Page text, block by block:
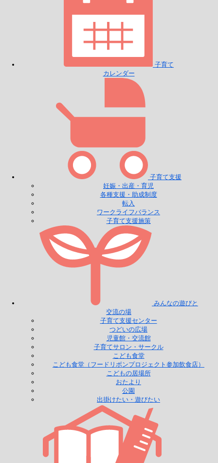
子育て
カレンダー
子育て支援
妊娠・出産・育児
各種支援・助成制度
転入
ワークライフバランス
子育て支援施策
みんなの遊びと
交流の場
子育て支援センター
つどいの広場
児童館・交流館
子育てサロン・サークル
こども食堂
こども食堂（フードリボンプロジェクト参加飲食店）
こどもの居場所
おたより
公園
出掛けたい・遊びたい